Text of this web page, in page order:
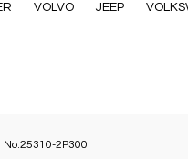
VOLVO JEEP
No:25310-2P300